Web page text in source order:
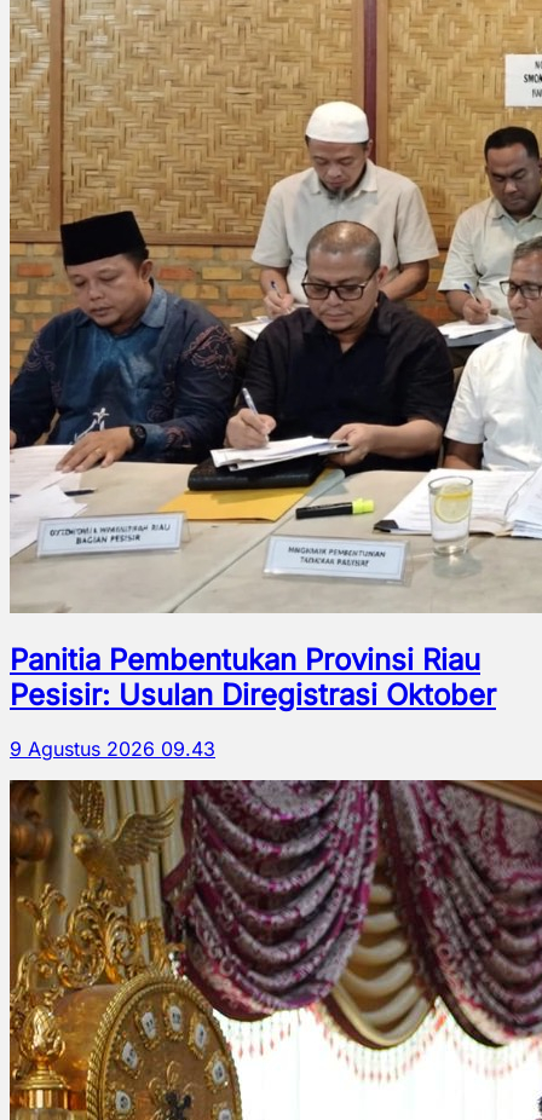
Panitia Pembentukan Provinsi Riau
Pesisir: Usulan Diregistrasi Oktober
9 Agustus 2026 09.43